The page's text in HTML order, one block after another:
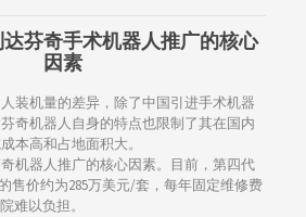
芬奇手术机器人推广的核心
因素
装机量的差异，除了中国引进手术机器
奇机器人自身的特点也限制了其在国内
本高和占地面积大。
机器人推广的核心因素。目前，第四代
售价约为285万美元/套，每年固定维修费
难以负担。